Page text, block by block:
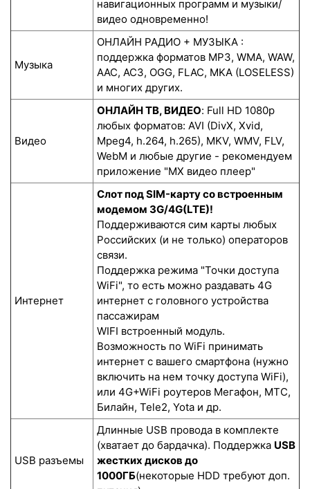
навигационных программ и музыки/
видео одновременно!
Музыка
ОНЛАЙН РАДИО + МУЗЫКА :
поддержка форматов MP3, WMA, WAW,
AAC, AC3, OGG, FLAC, MKA (LOSELESS)
и многих других.
Видео
ОНЛАЙН ТВ, ВИДЕО: Full HD 1080p
любых форматов: AVI (DivX, Xvid,
Mpeg4, h.264, h.265), MKV, WMV, FLV,
WebM и любые другие - рекомендуем
приложение "MX видео плеер"
Интернет
Слот под SIM-карту со встроенным
модемом 3G/4G(LTE)!
Поддерживаются сим карты любых
Российских (и не только) операторов
связи.
Поддержка режима "Точки доступа
WiFi", то есть можно раздавать 4G
интернет с головного устройства
пассажирам
WIFI встроенный модуль.
Возможность по WiFi принимать
интернет с вашего смартфона (нужно
включить на нем точку доступа WiFi),
или 4G+WiFi роутеров Мегафон, МТС,
Билайн, Tele2, Yota и др.
USB разъемы
Длинные USB провода в комплекте
(хватает до бардачка). Поддержка USB
жестких дисков до
1000ГБ(некоторые HDD требуют доп.